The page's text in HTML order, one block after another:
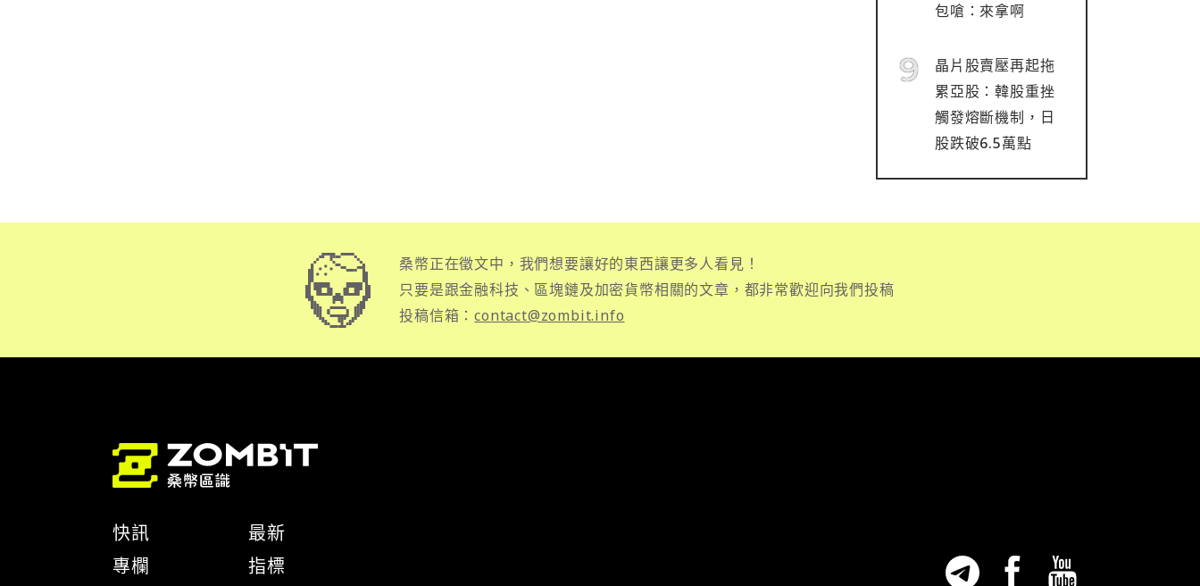
包嗆：來拿啊
晶片股賣壓再起拖
累亞股：韓股重挫
觸發熔斷機制，日
股跌破6.5萬點
桑幣正在徵文中，我們想要讓好的東西讓更多人看見！
只要是跟金融科技、區塊鏈及加密貨幣相關的文章，都非常歡迎向我們投稿
投稿信箱：contact@zombit.info
快訊
專欄
最新
指標